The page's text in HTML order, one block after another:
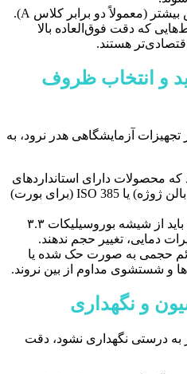
کلاس B (Class B): دارای تلرانس بیشتر (معمولاً دو برابر کلاس A).
که دقت فوق‌العاده بالا
هستند.
و انتخاب ظروف
آزمایشگاهی هدر نرود، به
که محصولات دارای استانداردهای
بین‌المللی مانند ISO 1042 (برای بالن ژوژه) یا ISO 385 (برای بورت)
نوع شیشه: ظروف حجمی دقیق باید از شیشه بوروسیلیکات ۳.۳
دمایی، تغییر حجم ندهند.
حجمی به صورت حک شده یا
و شستشوی مداوم از بین نروند.
درستی نگهداری نشود، دقت